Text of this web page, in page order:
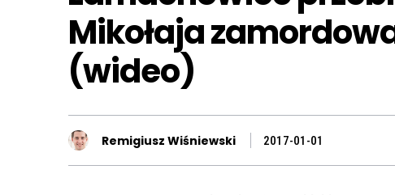
Mikołaja
(wideo)
Remigiusz Wiśniewski 2017-01-01